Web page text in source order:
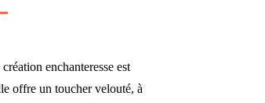
enchanteresse est
offre un toucher velouté, à